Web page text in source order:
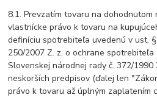
8.1. Prevzatím tovaru na dohodnutom
vlastnícke právo k tovaru na
definíciu spotrebiteľa uvedenú v ust. §
250/2007 Z. z. o ochrane spotrebiteľa
Slovenskej národnej rady č. 372/
neskorších predpisov (ďalej len
právo k tovaru až úplným zaplatením